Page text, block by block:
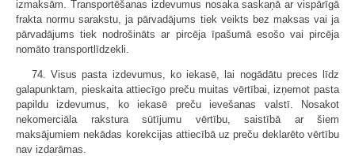
izmaksām. Transportēšanas izdevumus nosaka saskaņā ar vispārīgā
frakta normu sarakstu, ja pārvadājums tiek veikts bez maksas vai ja
pārvadājums tiek nodrošināts ar pircēja īpašumā esošo vai pircēja
nomāto transportlīdzekli.
74. Visus pasta izdevumus, ko iekasē, lai nogādātu preces līdz
galapunktam, pieskaita attiecīgo preču muitas vērtībai, izņemot pasta
papildu izdevumus, ko iekasē preču ievešanas valstī. Nosakot
nekomerciāla rakstura sūtījumu vērtību, saistībā ar šiem
maksājumiem nekādas korekcijas attiecībā uz preču deklarēto vērtību
nav izdarāmas.